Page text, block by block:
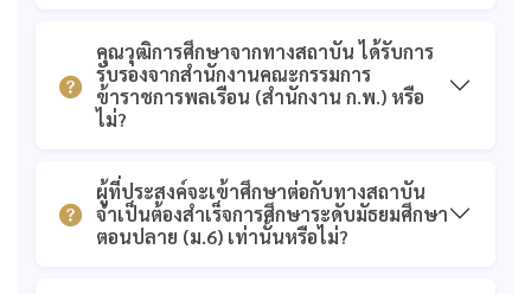
ก.ค.ศ.
คุณวุฒิการศึกษาจากทางสถาบัน ได้รับการ
รับรองจากสำนักงานคณะกรรมการ
ข้าราชการพลเรือน (สำนักงาน ก.พ.) หรือ
ไม่?
ผู้ที่ประสงค์จะเข้าศึกษาต่อกับทางสถาบัน
จำเป็นต้องสำเร็จการศึกษาระดับมัธยมศึกษา
ตอนปลาย (ม.6) เท่านั้นหรือไม่?